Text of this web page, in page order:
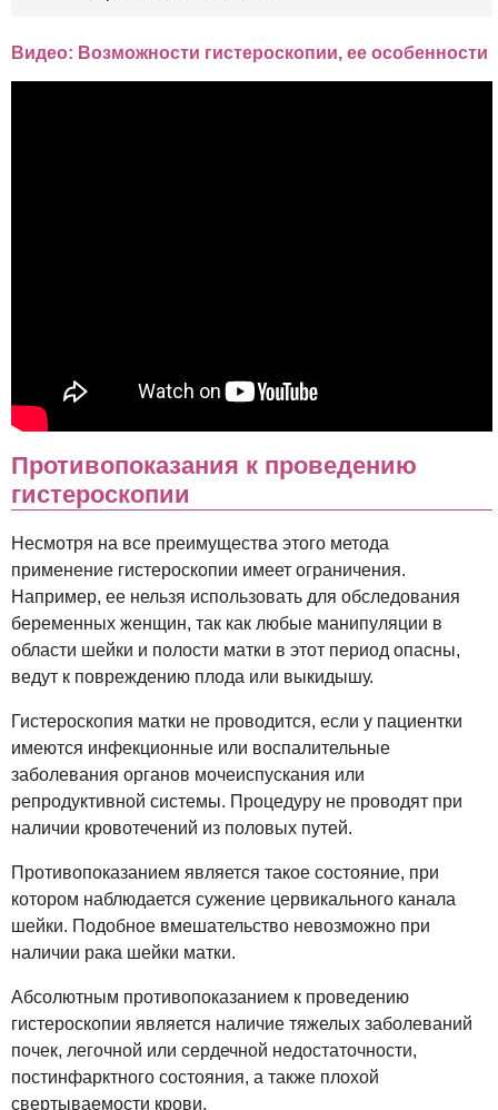
Видео: Возможности гистероскопии, ее особенности
Противопоказания к проведению
гистероскопии
Несмотря на все преимущества этого метода
применение гистероскопии имеет ограничения.
Например, ее нельзя использовать для обследования
беременных женщин, так как любые манипуляции в
области шейки и полости матки в этот период опасны,
ведут к повреждению плода или выкидышу.
Гистероскопия матки не проводится, если у пациентки
имеются инфекционные или воспалительные
заболевания органов мочеиспускания или
репродуктивной системы. Процедуру не проводят при
наличии кровотечений из половых путей.
Противопоказанием является такое состояние, при
котором наблюдается сужение цервикального канала
шейки. Подобное вмешательство невозможно при
наличии рака шейки матки.
Абсолютным противопоказанием к проведению
гистероскопии является наличие тяжелых заболеваний
почек, легочной или сердечной недостаточности,
постинфарктного состояния, а также плохой
свертываемости крови.